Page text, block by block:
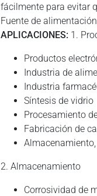
fácilmente para evitar
Fuente de
APLICACIONES: 1.
Productos
Industria de
Industria
Síntesis de vidrio
Procesamiento
Fabricación de
Almacenamiento,
2. Almacenamiento
Corrosividad de